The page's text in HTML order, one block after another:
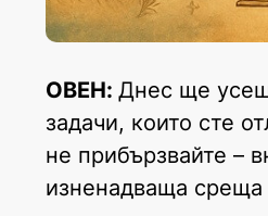
ОВЕН: Днес ще
задачи, които сте
не прибързвайте –
изненадваща среща